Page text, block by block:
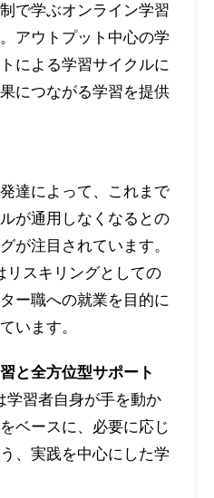
で学ぶオンライン学習
アウトプット中心の学
による学習サイクルに
につながる学習を提供
達によって、これまで
が通用しなくなるとの
が注目されています。
リスキリングとしての
ー職への就業を目的に
います。
と全方位型サポート
学習者自身が手を動か
ベースに、必要に応じ
、実践を中心にした学